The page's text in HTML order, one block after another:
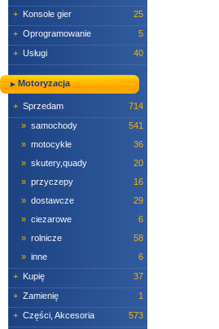
+ Konsole gier
25
+ Oprogramowanie
5
+ Usługi 40
Motoryzacja
+ Sprzedam
714
» samochody
541
» motocykle
36
» skutery,quady
20
» przyczepy
16
» dostawcze
29
» ciezarowe
6
» rolnicze
58
» inne
6
+ Kupię
37
+ Zamienię
1
+ Części, Akcesoria
573